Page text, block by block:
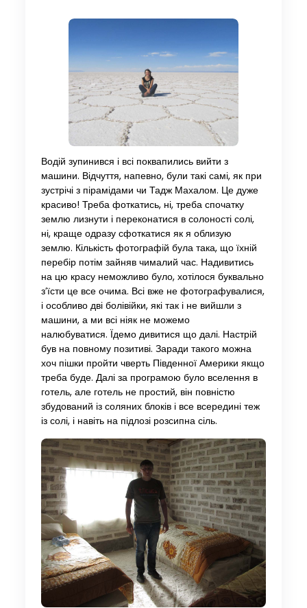
Водій зупинився і всі поквапились вийти з
машини. Відчуття, напевно, були такі самі, як при
зустрічі з пірамідами чи Тадж Махалом. Це дуже
красиво! Треба фоткатись, ні, треба спочатку
землю лизнути і переконатися в солоності солі,
ні, краще одразу сфоткатися як я облизую
землю. Кількість фотографій була така, що їхній
перебір потім зайняв чималий час. Надивитись
на цю красу неможливо було, хотілося буквально
з’їсти це все очима. Всі вже не фотографувалися,
і особливо дві болівійки, які так і не вийшли з
машини, а ми всі ніяк не можемо
налюбуватися. Їдемо дивитися що далі. Настрій
був на повному позитиві. Заради такого можна
хоч пішки пройти чверть Південної Америки якщо
треба буде. Далі за програмою було вселення в
готель, але готель не простий, він повністю
збудований із соляних блоків і все всередині теж
із солі, і навіть на підлозі розсипна сіль.